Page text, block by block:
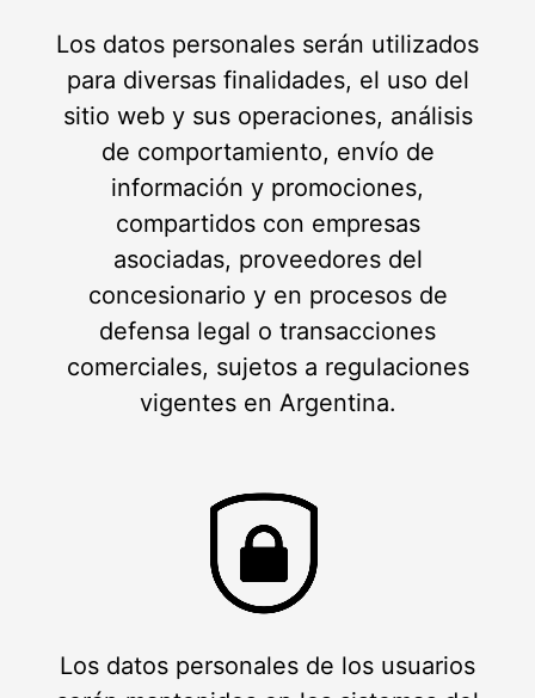
Los datos personales serán utilizados
para diversas finalidades, el uso del
sitio web y sus operaciones, análisis
de comportamiento, envío de
información y promociones,
compartidos con empresas
asociadas, proveedores del
concesionario y en procesos de
defensa legal o transacciones
comerciales, sujetos a regulaciones
vigentes en Argentina.
Los datos personales de los usuarios